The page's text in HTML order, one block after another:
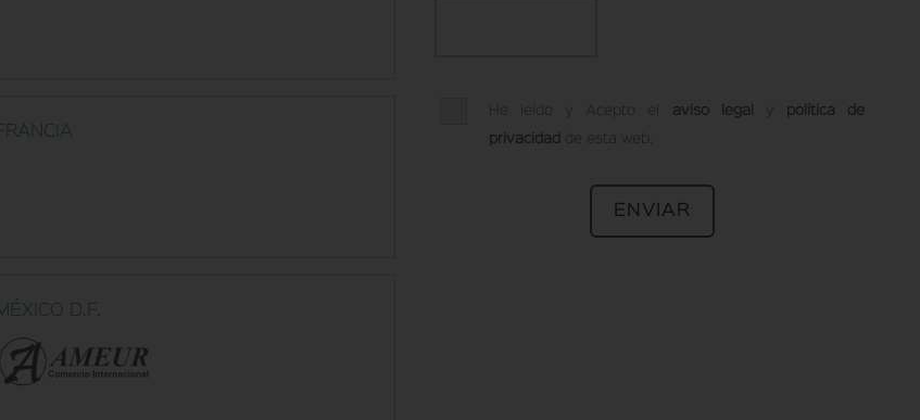
FRANCIA
D.F.
aviso legal política de
privacidad de esta web.